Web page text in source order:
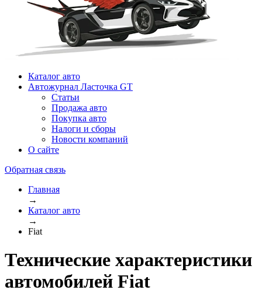
Каталог авто
Автожурнал Ласточка GT
Статьи
Продажа авто
Покупка авто
Налоги и сборы
Новости компаний
О сайте
Обратная связь
Главная
→
Каталог авто
→
Fiat
Технические характеристики
автомобилей Fiat